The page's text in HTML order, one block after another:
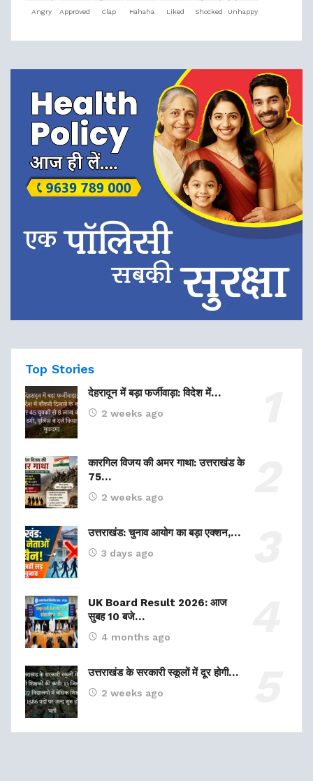
Angry Approved Clap Hahaha Liked Shocked Unhappy
Top Stories
देहरादून में बड़ा फर्जीवाड़ा: विदेश में…
2 weeks ago
कारगिल विजय की अमर गाथा: उत्तराखंड के
75…
2 weeks ago
उत्तराखंड: चुनाव आयोग का बड़ा एक्शन,…
3 days ago
UK Board Result 2026: आज
सुबह 10 बजे…
4 months ago
उत्तराखंड के सरकारी स्कूलों में दूर होगी…
2 weeks ago